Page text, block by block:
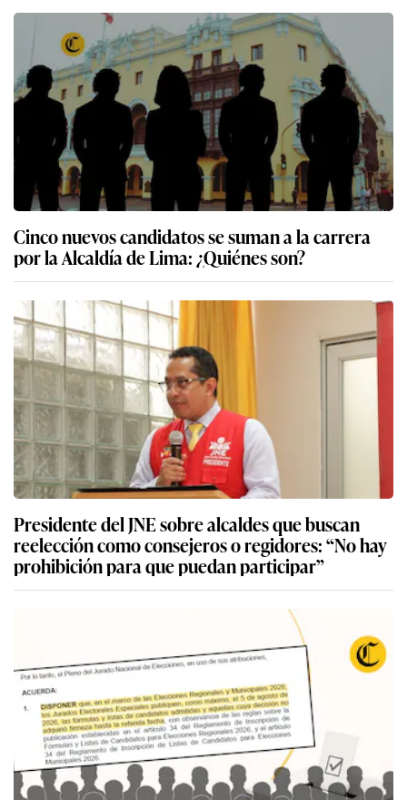
Cinco nuevos candidatos se suman a la carrera
por la Alcaldía de Lima: ¿Quiénes son?
Presidente del JNE sobre alcaldes que buscan
reelección como consejeros o regidores: “No hay
prohibición para que puedan participar”